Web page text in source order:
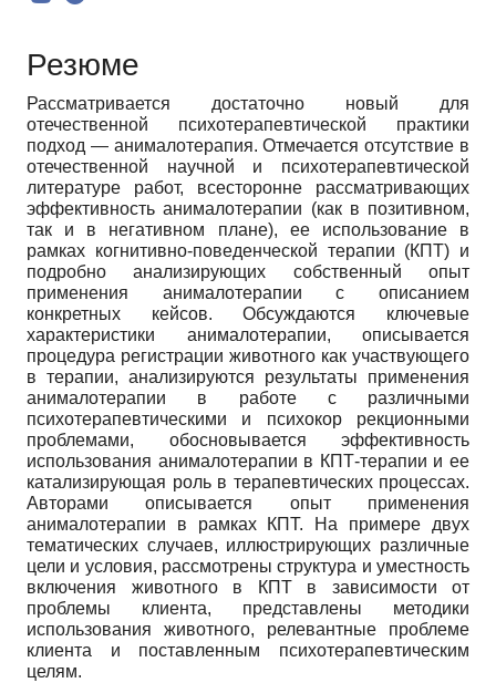
Резюме
Рассматривается достаточно новый для
отечественной психотерапевтической практики
подход — анималотерапия. Отмечается отсутствие в
отечественной научной и психотерапевтической
литературе работ, всесторонне рассматривающих
эффективность анималотерапии (как в позитивном,
так и в негативном плане), ее использование в
рамках когнитивно-поведенческой терапии (КПТ) и
подробно анализирующих собственный опыт
применения анималотерапии с описанием
конкретных кейсов. Обсуждаются ключевые
характеристики анималотерапии, описывается
процедура регистрации животного как участвующего
в терапии, анализируются результаты применения
анималотерапии в работе с различными
психотерапевтическими и психокор рекционными
проблемами, обосновывается эффективность
использования анималотерапии в КПТ-терапии и ее
катализирующая роль в терапевтических процессах.
Авторами описывается опыт применения
анималотерапии в рамках КПТ. На примере двух
тематических случаев, иллюстрирующих различные
цели и условия, рассмотрены структура и уместность
включения животного в КПТ в зависимости от
проблемы клиента, представлены методики
использования животного, релевантные проблеме
клиента и поставленным психотерапевтическим
целям.